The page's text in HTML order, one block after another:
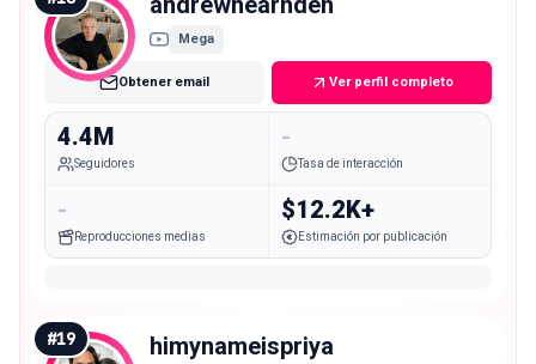
Mega
Obtener email Ver perfil completo
4.4M
Seguidores
-
Tasa de interacción
-
Reproducciones medias
$12.2K+
Estimación por publicación
#19 himynameispriya